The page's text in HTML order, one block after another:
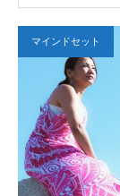
マインドセット